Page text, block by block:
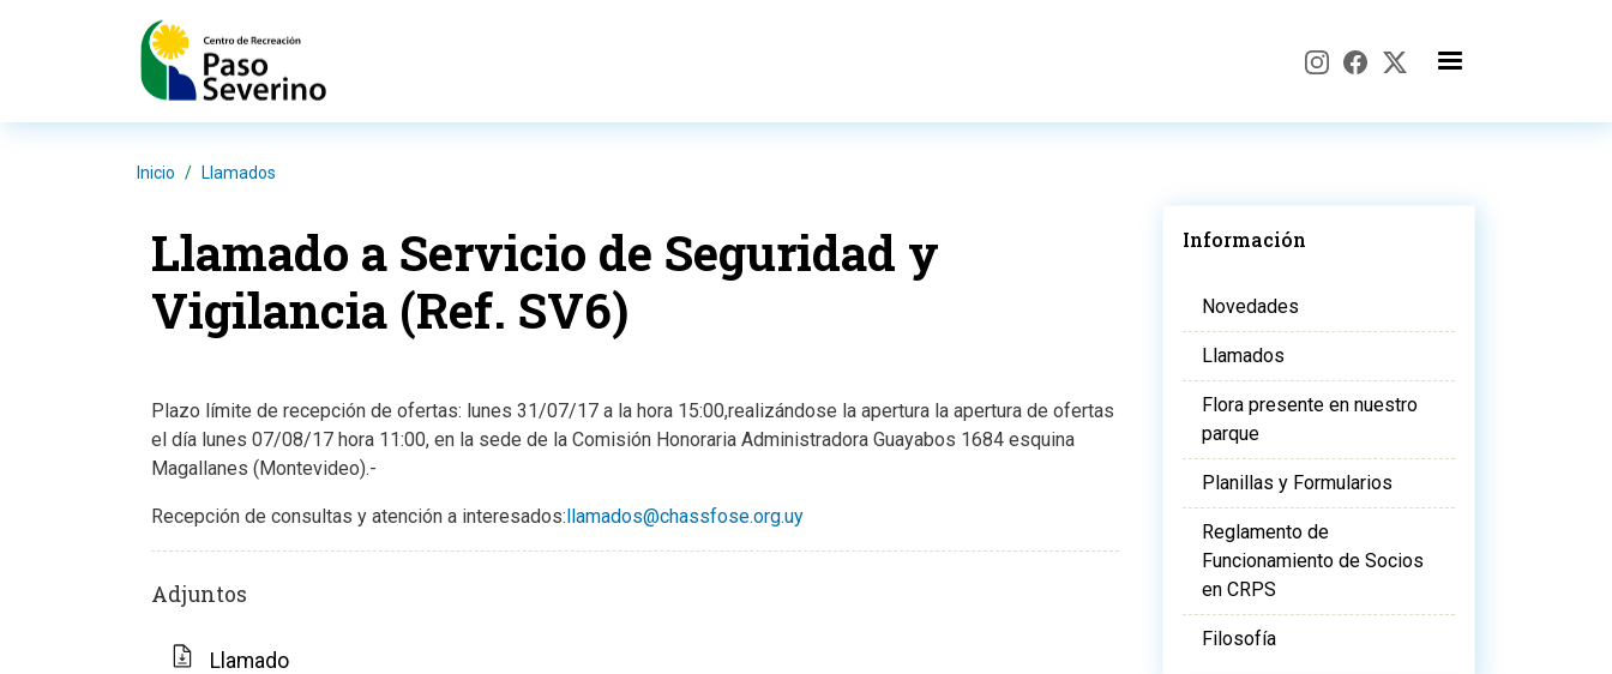
Inicio Llamados
Llamado a Servicio de Seguridad y
Vigilancia (Ref. SV6)
Plazo límite de recepción de ofertas: lunes 31/07/17 a la hora 15:00,realizándose la apertura la apertura de ofertas
el día lunes 07/08/17 hora 11:00, en la sede de la Comisión Honoraria Administradora Guayabos 1684 esquina
Magallanes (Montevideo).-
Recepción de consultas y atención a interesados:llamados@chassfose.org.uy
Adjuntos
Llamado
Información
Novedades
Llamados
Flora presente en nuestro
parque
Planillas y Formularios
Reglamento de
Funcionamiento de Socios
en CRPS
Filosofía